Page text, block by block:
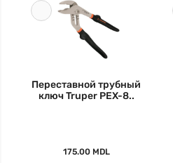
Переставной трубный
ключ Truper PEX-8..
175.00 MDL